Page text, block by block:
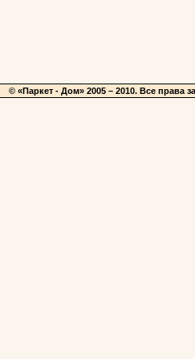
© «Паркет - Дом» 2005 – 2010. Все права